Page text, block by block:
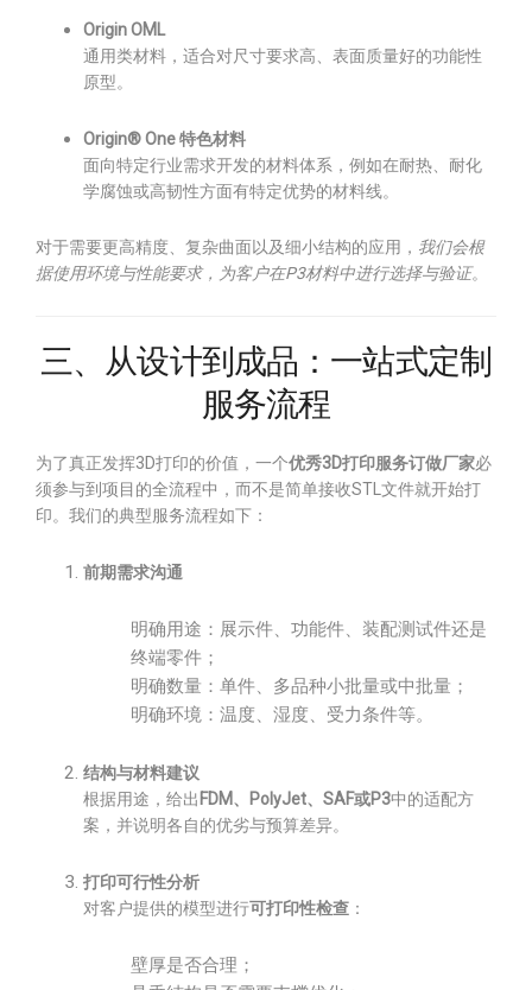
Origin OML
通用类材料，适合对尺寸要求高、表面质量好的功能性
原型。
Origin® One 特色材料
面向特定行业需求开发的材料体系，例如在耐热、耐化
学腐蚀或高韧性方面有特定优势的材料线。
对于需要更高精度、复杂曲面以及细小结构的应用， 我们会根
据使用环境与性能要求，为客户在P3材料中进行选择与验证。
三、从设计到成品：一站式定制
服务流程
为了真正发挥3D打印的价值，一个优秀3D打印服务订做厂家必
须参与到项目的全流程中，而不是简单接收STL文件就开始打
印。我们的典型服务流程如下：
前期需求沟通
明确用途：展示件、功能件、装配测试件还是
终端零件；
明确数量：单件、多品种小批量或中批量；
明确环境：温度、湿度、受力条件等。
结构与材料建议
根据用途，给出 FDM、PolyJet、SAF或P3中的适配方
案，并说明各自的优劣与预算差异。
打印可行性分析
对客户提供的模型进行可打印性检查 ：
壁厚是否合理；